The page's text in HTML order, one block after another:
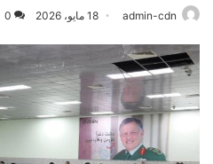
admin-cdn 18 مايو، 2026 0